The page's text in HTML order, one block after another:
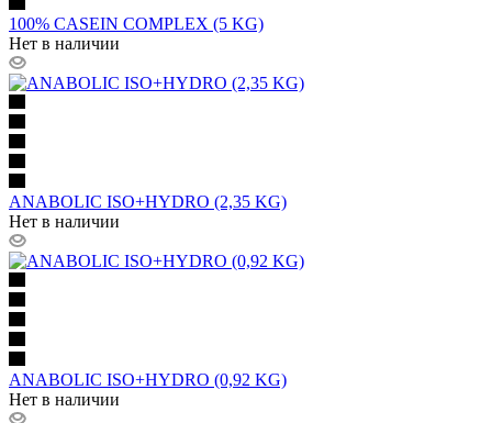
100% CASEIN COMPLEX (5 KG)
Нет в наличии
ANABOLIC ISO+HYDRO (2,35 KG)
Нет в наличии
ANABOLIC ISO+HYDRO (0,92 KG)
Нет в наличии